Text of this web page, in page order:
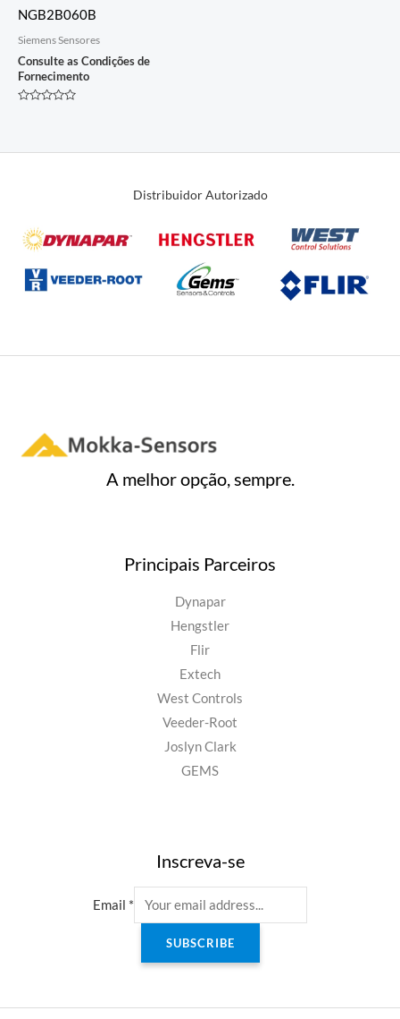
NGB2B060B
Siemens Sensores
Consulte as Condições de
Fornecimento
Distribuidor Autorizado
A melhor opção, sempre.
Principais Parceiros
Dynapar
Hengstler
Flir
Extech
West Controls
Veeder-Root
Joslyn Clark
GEMS
Inscreva-se
Email *
SUBSCRIBE